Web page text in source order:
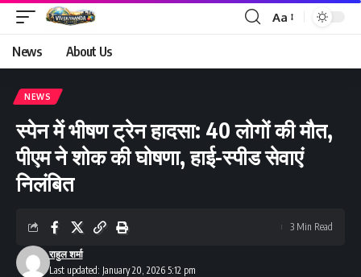
Font
Aa
News About Us
NEWS
स्पेन में भीषण ट्रेन हादसा: 40 लोगों की मौत,
पीएम ने शोक की घोषणा, हाई-स्पीड सेवाएं
निलंबित
Last updated: January 20, 2026 5:12 pm
राहुल शर्मा
3 Min Read